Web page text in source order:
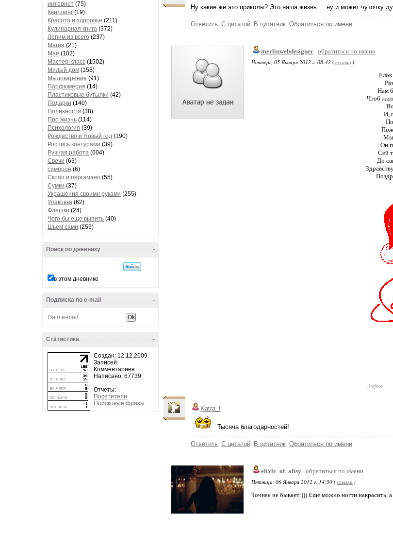
интернет (75)
Квиллинг (19)
Красота и здоровье (211)
Кулинарная книга (372)
Лепим из всего (237)
Магия (21)
Маё (102)
Мастер-класс (1502)
Милый дом (158)
Мыловарение (91)
Парфюмерия (14)
Пластиковые бутылки (42)
Подарки (140)
Полезности (38)
Про жизнь (114)
Психология (39)
Рождество и Новый год (190)
Роспись контурами (39)
Ручная работа (604)
Свечи (63)
симорон (6)
Скрап и пергамано (55)
Сумки (37)
Украшения своими руками (255)
Упаковка (62)
Флешки (24)
Чего бы еще выпить (40)
Шьем сами (259)
-
Поиск по дневнику
в этом дневнике
-
Подписка по e-mail
-
Статистика
Создан: 12.12.2009
Записей:
Комментариев:
Написано: 67739
Отчеты:
Посетители
Поисковые фразы
Ну какие же это приколы? Это наша жизнь.... ну и может чуточку
Ответить С цитатой В цитатник Обратиться по имени
merlinwebdesigner обратиться по имени
Четверг, 05 Января 2012 г. 08:42 (ссылка )
Нам
Чтоб
И,
Мы
Он
Сей
До
Katra_I
Тысяча благодарностей!
Ответить С цитатой В цитатник Обратиться по имени
elixir_of_alisy обратиться по имени
Пятница, 06 Января 2012 г. 14:50 (ссылка )
Точнее не бывает:))) Еще можно ногти накрасить,